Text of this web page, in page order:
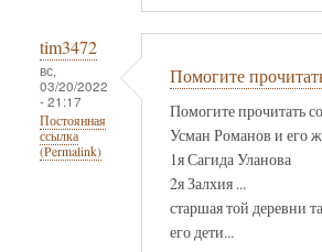
tim3472
вс,
03/20/2022
- 21:17
Постоянная
ссылка
(Permalink)
Помогите
Помогите прочитать
Усман Романов и его
1я Сагида Уланова
2я Залхия ...
старшая той деревни
его дети...